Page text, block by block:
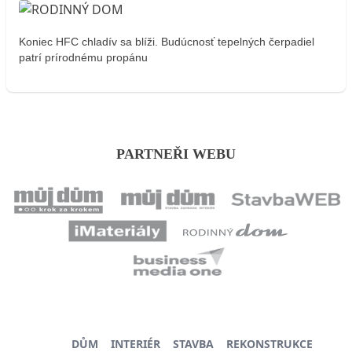
Koniec HFC chladív sa blíži. Budúcnosť tepelných čerpadiel
patrí prírodnému propánu
PARTNEŘI WEBU
DŮM INTERIÉR STAVBA
REKONSTRUKCE